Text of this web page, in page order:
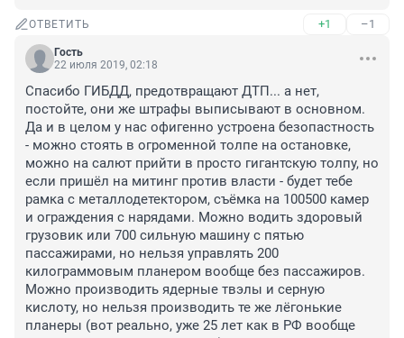
ОТВЕТИТЬ +1 –1
Гость
22 июля 2019, 02:18
Спасибо ГИБДД, предотвращают ДТП... а нет,
постойте, они же штрафы выписывают в основном.
Да и в целом у нас офигенно устроена безопастность
- можно стоять в огроменной толпе на остановке,
можно на салют прийти в просто гигантскую толпу, но
если пришёл на митинг против власти - будет тебе
рамка с металлодетектором, съёмка на 100500 камер
и ограждения с нарядами. Можно водить здоровый
грузовик или 700 сильную машину с пятью
пассажирами, но нельзя управлять 200
килограммовым планером вообще без пассажиров.
Можно производить ядерные твэлы и серную
кислоту, но нельзя производить те же лёгонькие
планеры (вот реально, уже 25 лет как в РФ вообще